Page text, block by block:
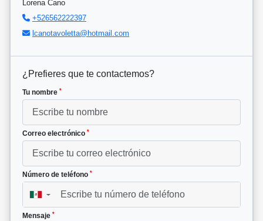
Lorena Cano
+526562222397
lcanotavoletta@hotmail.com
¿Prefieres que te contactemos?
Tu nombre *
Correo electrónico *
Número de teléfono *
▼
Mensaje *